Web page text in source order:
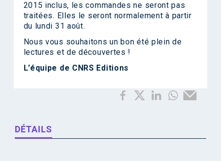
2015 inclus, les commandes ne seront pas
traitées. Elles le seront normalement à partir
du lundi 31 août.
Nous vous souhaitons un bon été plein de
lectures et de découvertes !
L’équipe de CNRS Editions
DÉTAILS